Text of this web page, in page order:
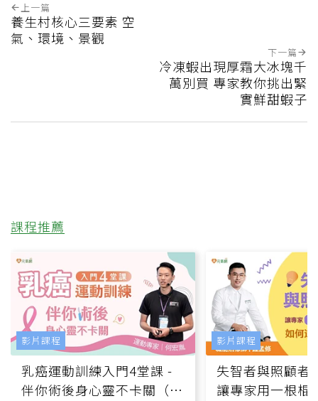
上一篇
養生村核心三要素 空
氣、環境、景觀
下一篇
冷凍蝦出現厚霜大冰塊千
萬別買 專家教你挑出緊
實鮮甜蝦子
課程推薦
乳癌運動訓練入門4堂課 -
伴你術後身心靈不卡關（線
影片課程
失智者與照顧者
讓專家用一根棍
影片課程